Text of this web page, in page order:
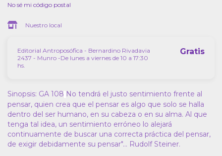
No sé mi código postal
Nuestro local
Editorial Antroposófica - Bernardino Rivadavia
2437 - Munro -De lunes a viernes de 10 a 17:30
hs.
Gratis
Sinopsis: GA 108 No tendrá el justo sentimiento frente al
pensar, quien crea que el pensar es algo que solo se halla
dentro del ser humano, en su cabeza o en su alma. Al que
tenga tal idea, un sentimiento erróneo lo alejará
continuamente de buscar una correcta práctica del pensar,
de exigir debidamente su pensar"... Rudolf Steiner.